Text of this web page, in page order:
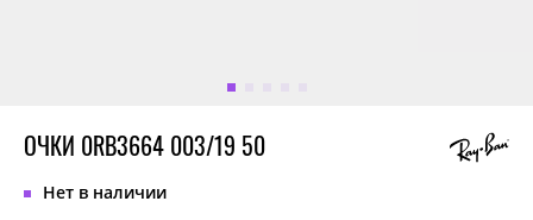
ОЧКИ 0RB3664 003/19 50
Нет в наличии